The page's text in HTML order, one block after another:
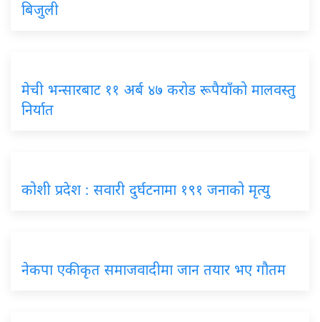
बिजुली
मेची भन्सारबाट ११ अर्ब ४७ करोड रूपैयाँको मालवस्तु
निर्यात
कोशी प्रदेश : सवारी दुर्घटनामा १९१ जनाको मृत्यु
नेकपा एकीकृत समाजवादीमा जान तयार भए गौतम